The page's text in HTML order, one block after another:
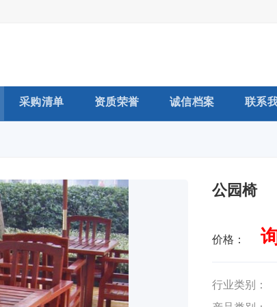
采购清单 资质荣誉 诚信档案 联系
公园椅
价格：
行业类别：